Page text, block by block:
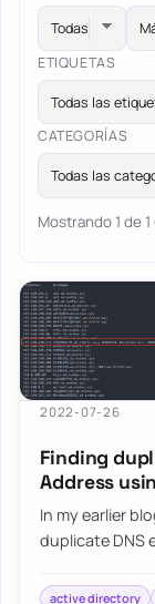
ETIQUETAS
Todas las
CATEGORÍAS
Todas las
Mostrando 1 de
2022-07-26
Finding
Address
In my earlier
duplicate DNS
active directory